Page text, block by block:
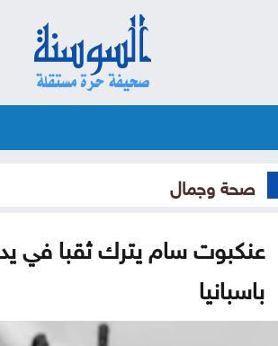
صحة وجمال
عنكبوت سام يترك ثقبا في
باسبانيا